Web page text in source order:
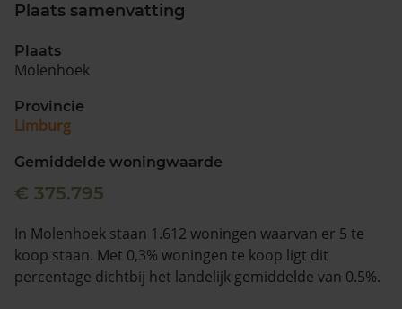
Zoek een woning
088 220 4200
Maandag t/m vrijdag - 08:00 -18:00
Plaats samenvatting
Plaats
Molenhoek
Provincie
Limburg
Gemiddelde woningwaarde
€ 375.795
In Molenhoek staan 1.612 woningen waarvan er 5 te
koop staan. Met 0,3% woningen te koop ligt dit
percentage dichtbij het landelijk gemiddelde van 0.5%.